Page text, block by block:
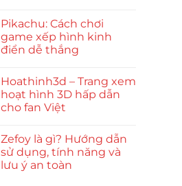
Pikachu: Cách chơi
game xếp hình kinh
điển dễ thắng
Hoathinh3d – Trang xem
hoạt hình 3D hấp dẫn
cho fan Việt
Zefoy là gì? Hướng dẫn
sử dụng, tính năng và
lưu ý an toàn